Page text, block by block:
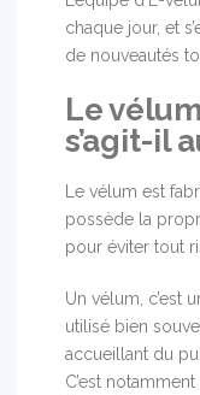
chaque jour, et
de nouveautés
Le
s’agit-il
Le vélum est
possède la
pour éviter tout
Un vélum, c’est
utilisé bien
accueillant du
C’est